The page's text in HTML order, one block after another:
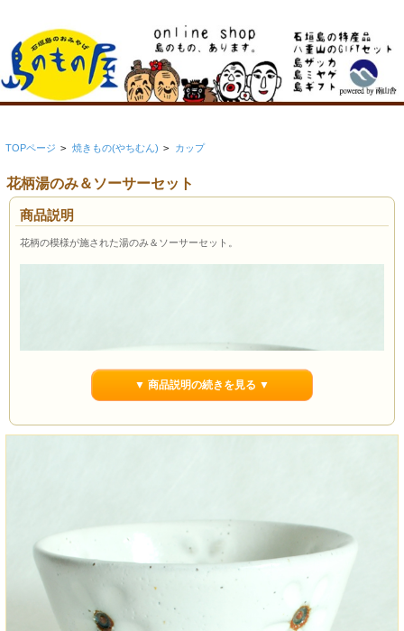
TOPページ > 焼きもの(やちむん) > カップ
花柄湯のみ＆ソーサーセット
商品説明
花柄の模様が施された湯のみ＆ソーサーセット。
▼ 商品説明の続きを見る ▼